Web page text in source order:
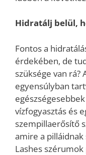
Hidratálj belül,
Fontos a
érdekében, de
szüksége van rá?
egyensúlyban
vízfogyasztás és
szempillaerősítő
amire a pilláidnak
Lashes